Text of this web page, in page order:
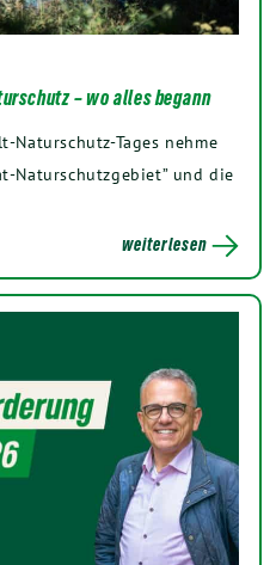
– wo alles begann
Naturschutz-Tages nehme
Naturschutzgebiet” und die
weiterlesen